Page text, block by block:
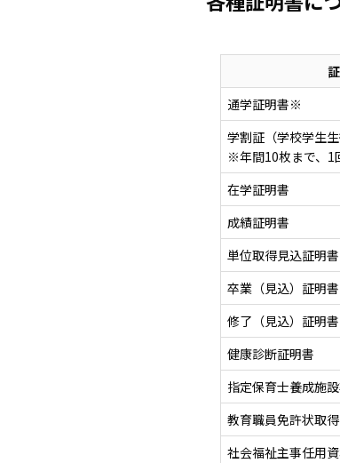
通学証明書※
学割証（学校学生
※年間10枚まで、1
在学証明書
成績証明書
単位取得見込証明書
卒業（見込）証明書
修了（見込）証明書
健康診断証明書
指定保育士養成施
教育職員免許状取
社会福祉主事任用